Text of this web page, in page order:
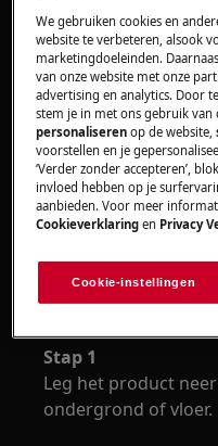
Gebruik altijd
schoeisel.
Houd er rekening
professionele
de veiligheid als deze
Hoe scharnieren
Stap 1
Leg het product
ondergrond of vloer.
We gebruiken cookies en
website te verbeteren, alsook
marketingdoeleinden.
van onze website met onze
advertising en analytics. Door
stem je in met ons gebruik
personaliseren op de website,
voorstellen en je
‘Verder zonder accepteren’,
invloed hebben op je
aanbieden. Voor meer
Cookieverklaring en Privacy
Cookie-instellingen